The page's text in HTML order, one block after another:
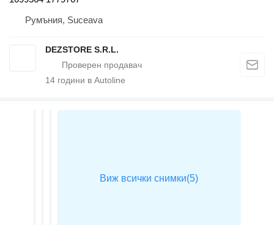
Румъния, Suceava
DEZSTORE S.R.L.
14 години в Autoline